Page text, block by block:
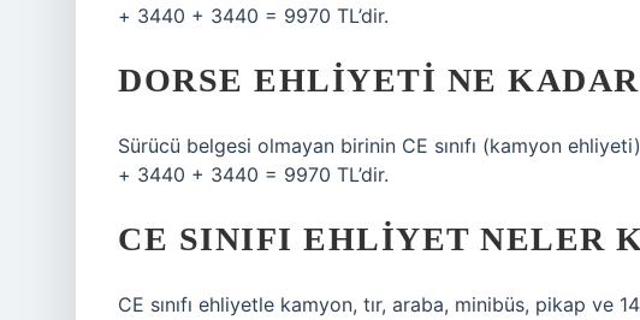
+ 3440 + 3440 = 9970 TL’dir.
DORSE EHLIYETI NE
Sürücü belgesi olmayan birinin CE sınıfı (kamyon
+ 3440 + 3440 = 9970 TL’dir.
CE SINIFI EHLIYET NELER
CE sınıfı ehliyetle kamyon, tır, araba, minibüs, pikap ve